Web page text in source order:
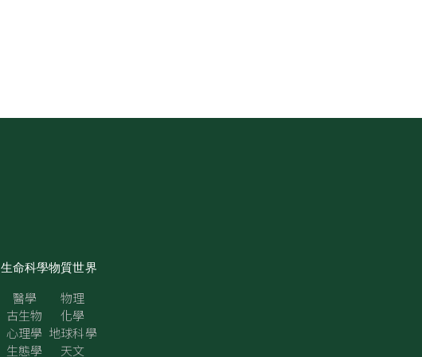
生命科學
醫學
古生物
心理學
生態學
物質世界
物理
化學
地球科學
天文